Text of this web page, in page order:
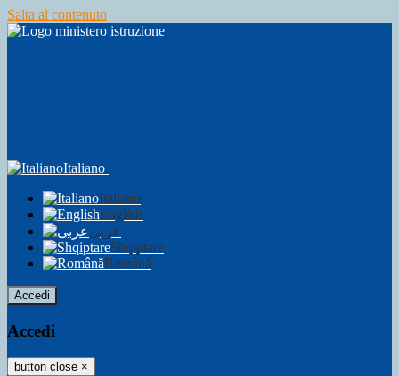
Salta al contenuto
Italiano
Italiano
English
عربى
Shqiptare
Română
Accedi
Accedi
button close ×